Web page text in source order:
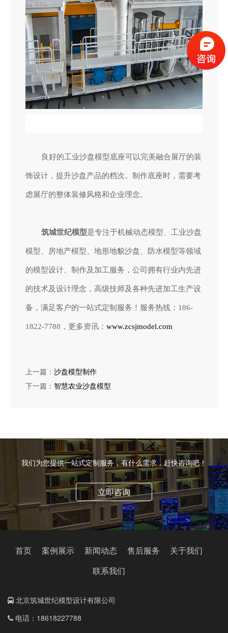
良好的工业沙盘模型底座可以完美融合展厅的装
饰设计，提升沙盘产品的档次。制作底座时，需要考
虑展厅的整体装修风格和企业理念。
筑城世纪模型是专注于机械动态模型、工业沙盘
模型、房地产模型、地形地貌沙盘、防水模型等领域
的模型设计、制作及加工服务，公司拥有行业内先进
的技术及设计理念，高级技师及各种先进加工生产设
备，满足客户的一站式定制服务！服务热线：186-
1822-7788，更多资讯： www.zcsjmodel.com
上一篇： 沙盘模型制作
下一篇： 智慧农业沙盘模型
我们为您提供一站式定制服务，有什么需求，赶快咨询吧！
立即咨询
首页 案例展示 新闻动态 售后服务
关于我们
联系我们
北京筑城世纪模型设计有限公司
电话：18618227788